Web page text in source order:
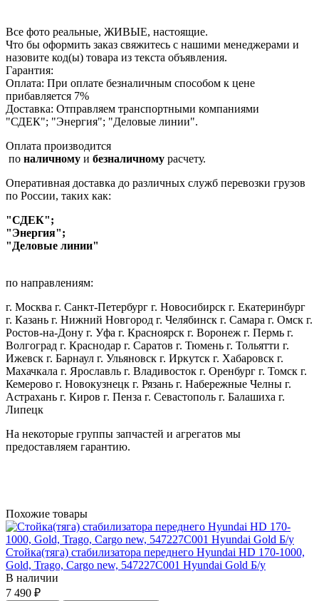
Все фото реальные, ЖИВЫЕ, настоящие.
Что бы оформить заказ свяжитесь с нашими менеджерами и
назовите код(ы) товара из текста объявления.
Гарантия:
Оплата: При оплате безналичным способом к цене
прибавляется 7%
Доставка: Отправляем транспортными компаниями
"СДЕК"; "Энергия"; "Деловые линии".
Оплата производится
по наличному и безналичному расчету.
Оперативная доставка до различных служб перевозки грузов
по России, таких как:
"СДЕК";
"Энергия";
"Деловые линии"
по направлениям:
г. Москва г. Санкт-Петербург г. Новосибирск г. Екатеринбург
г. Казань г. Нижний Новгород г. Челябинск г. Самара г. Омск г.
Ростов-на-Дону г. Уфа г. Красноярск г. Воронеж г. Пермь г.
Волгоград г. Краснодар г. Саратов г. Тюмень г. Тольятти г.
Ижевск г. Барнаул г. Ульяновск г. Иркутск г. Хабаровск г.
Махачкала г. Ярославль г. Владивосток г. Оренбург г. Томск г.
Кемерово г. Новокузнецк г. Рязань г. Набережные Челны г.
Астрахань г. Киров г. Пенза г. Севастополь г. Балашиха г.
Липецк
На некоторые группы запчастей и агрегатов мы
предоставляем гарантию.
Похожие товары
Стойка(тяга) стабилизатора переднего Hyundai HD 170-1000,
Gold, Trago, Cargo new, 547227C001 Hyundai Gold Б/у
В наличии
7 490 ₽